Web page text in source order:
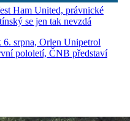
Ham United, právnické
se jen tak nevzdá
srpna, Orlen Unipetrol
pololetí, ČNB představí